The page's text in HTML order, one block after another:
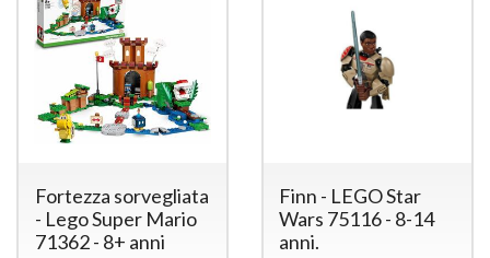
Fortezza sorvegliata
- Lego Super Mario
71362 - 8+ anni
Finn - LEGO Star
Wars 75116 - 8-14
anni.